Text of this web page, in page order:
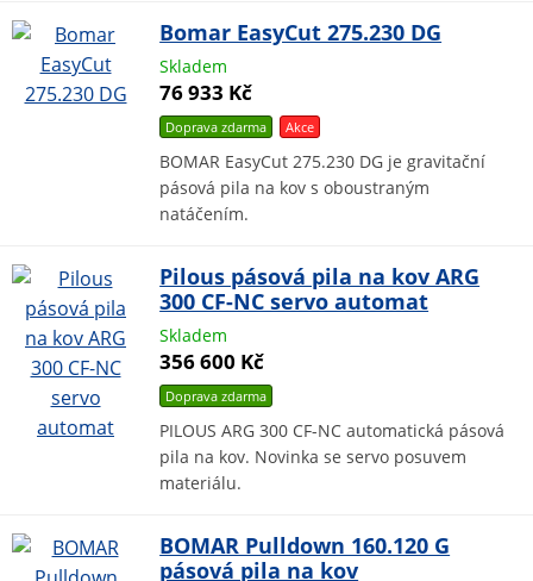
Bomar EasyCut 275.230 DG
Skladem
76 933 Kč
Doprava zdarma Akce
BOMAR EasyCut 275.230 DG je gravitační
pásová pila na kov s oboustraným
natáčením.
Pilous pásová pila na kov ARG
300 CF-NC servo automat
Skladem
356 600 Kč
Doprava zdarma
PILOUS ARG 300 CF-NC automatická pásová
pila na kov. Novinka se servo posuvem
materiálu.
BOMAR Pulldown 160.120 G
pásová pila na kov